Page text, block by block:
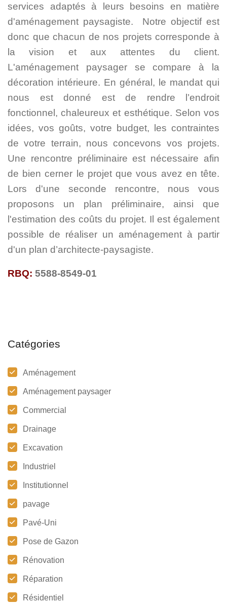
services adaptés à leurs besoins en matière
d'aménagement paysagiste. Notre objectif est
donc que chacun de nos projets corresponde à
la vision et aux attentes du client.
L'aménagement paysager se compare à la
décoration intérieure. En général, le mandat qui
nous est donné est de rendre l’endroit
fonctionnel, chaleureux et esthétique. Selon vos
idées, vos goûts, votre budget, les contraintes
de votre terrain, nous concevons vos projets.
Une rencontre préliminaire est nécessaire afin
de bien cerner le projet que vous avez en tête.
Lors d'une seconde rencontre, nous vous
proposons un plan préliminaire, ainsi que
l'estimation des coûts du projet. Il est également
possible de réaliser un aménagement à partir
d'un plan d’architecte-paysagiste.
RBQ: 5588-8549-01
Catégories
Aménagement
Aménagement paysager
Commercial
Drainage
Excavation
Industriel
Institutionnel
pavage
Pavé-Uni
Pose de Gazon
Rénovation
Réparation
Résidentiel